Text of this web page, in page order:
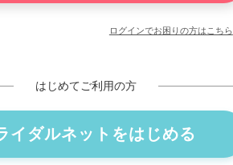
ログインでお困りの方はこちら
はじめてご利用の方
イダルネットをはじめる